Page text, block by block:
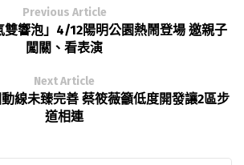
Previous Article
雙響泡」4/12陽明公園熱鬧登場 邀親子
闖關、看表演
Next Article
線未臻完善 蔡筱薇籲低度開發讓2區步
道相連